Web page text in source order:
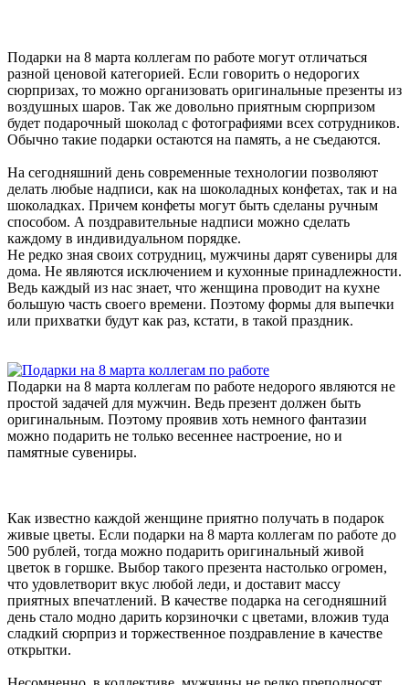
Подарки на 8 марта коллегам по работе могут отличаться
разной ценовой категорией. Если говорить о недорогих
сюрпризах, то можно организовать оригинальные презенты из
воздушных шаров. Так же довольно приятным сюрпризом
будет подарочный шоколад с фотографиями всех сотрудников.
Обычно такие подарки остаются на память, а не съедаются.
На сегодняшний день современные технологии позволяют
делать любые надписи, как на шоколадных конфетах, так и на
шоколадках. Причем конфеты могут быть сделаны ручным
способом. А поздравительные надписи можно сделать
каждому в индивидуальном порядке.
Не редко зная своих сотрудниц, мужчины дарят сувениры для
дома. Не являются исключением и кухонные принадлежности.
Ведь каждый из нас знает, что женщина проводит на кухне
большую часть своего времени. Поэтому формы для выпечки
или прихватки будут как раз, кстати, в такой праздник.
Подарки на 8 марта коллегам по работе недорого являются не
простой задачей для мужчин. Ведь презент должен быть
оригинальным. Поэтому проявив хоть немного фантазии
можно подарить не только весеннее настроение, но и
памятные сувениры.
Как известно каждой женщине приятно получать в подарок
живые цветы. Если подарки на 8 марта коллегам по работе до
500 рублей, тогда можно подарить оригинальный живой
цветок в горшке. Выбор такого презента настолько огромен,
что удовлетворит вкус любой леди, и доставит массу
приятных впечатлений. В качестве подарка на сегодняшний
день стало модно дарить корзиночки с цветами, вложив туда
сладкий сюрприз и торжественное поздравление в качестве
открытки.